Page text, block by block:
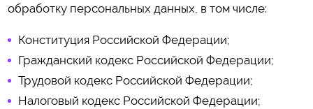
обработку персональных данных, в том числе:
Конституция Российской Федерации;
Гражданский кодекс Российской Федерации;
Трудовой кодекс Российской Федерации;
Налоговый кодекс Российской Федерации;